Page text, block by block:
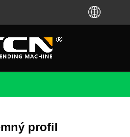
profil
bez ohľadu na to, či